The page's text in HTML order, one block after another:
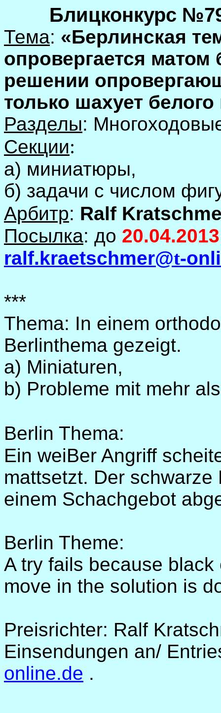
Блицконкурс
Тема: «Берлинская
опровергается
решении
только шахует
Разделы:
Секции:
а) миниатюры,
б) задачи с числом
Арбитр: Ralf
Посылка: до 20.04.2013
ralf.kraetschmer@t-
***
Thema: In einem
Berlinthema gezeigt.
a) Miniaturen,
b) Probleme mit mehr
Berlin Thema:
Ein weiBer Angriff
mattsetzt. Der
einem Schachgebot
Berlin Theme:
A try fails because
move in the solution is
Preisrichter: Ralf
Einsendungen an/
online.de .